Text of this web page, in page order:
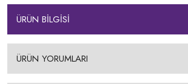
ÜRÜN BİLGİSİ
ÜRÜN YORUMLARI